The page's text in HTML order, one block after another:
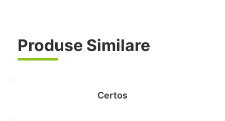
Produse Similare
Certos